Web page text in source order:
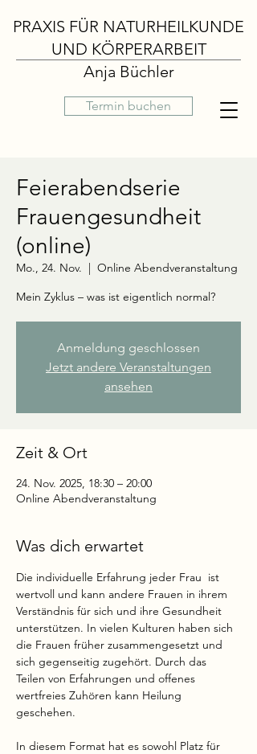
PRAXIS FÜR NATURHEILKUNDE
UND KÖRPERARBEIT
Anja Büchler
Termin buchen
Feierabendserie
Frauengesundheit
(online)
Mo., 24. Nov.
  |
Online Abendveranstaltung
Mein Zyklus – was ist eigentlich normal?
Anmeldung geschlossen
Jetzt andere Veranstaltungen
ansehen
Zeit & Ort
24. Nov. 2025, 18:30 – 20:00
Online Abendveranstaltung
Was dich erwartet
Die individuelle Erfahrung jeder Frau  ist
wertvoll und kann andere Frauen in ihrem
Verständnis für sich und ihre Gesundheit
unterstützen. In vielen Kulturen haben sich
die Frauen früher zusammengesetzt und
sich gegenseitig zugehört. Durch das
Teilen von Erfahrungen und offenes
wertfreies Zuhören kann Heilung
geschehen.
In diesem Format hat es sowohl Platz für